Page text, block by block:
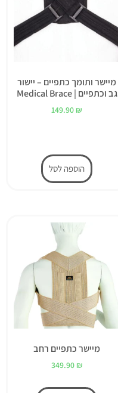
מיישר ותומך כתפיים – יישור
גב וכתפיים | Medical Brace
149.90 ₪
הוספה לסל
מיישר כתפיים רחב
349.90 ₪